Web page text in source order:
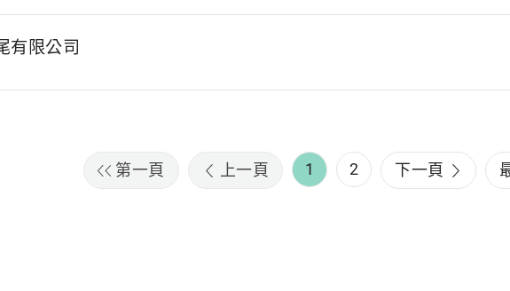
有限公司
第一頁 上一頁 1 2 下一頁